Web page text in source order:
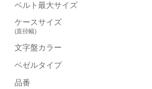
ベルト最大サイズ
ケースサイズ
(直径幅)
文字盤カラー
ベゼルタイプ
品番
■ケースの大きさ
小さい
■装飾感